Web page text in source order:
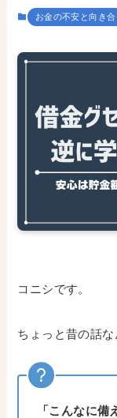
お金の不安と向き合
コニシです。
ちょっと昔の話な
「こんなに